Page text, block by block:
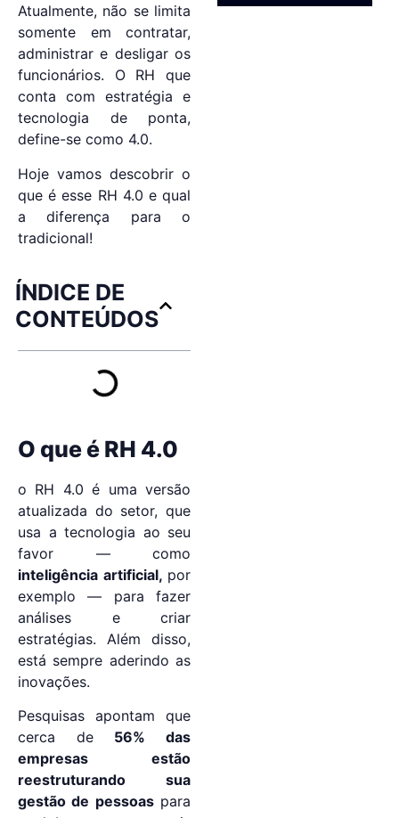
Atualmente, não se limita
somente em contratar,
administrar e desligar os
funcionários. O RH que
conta com estratégia e
tecnologia de ponta,
define-se como 4.0.
Hoje vamos descobrir o
que é esse RH 4.0 e qual
a diferença para o
tradicional!
ÍNDICE DE
CONTEÚDOS
O que é RH 4.0
o RH 4.0 é uma versão
atualizada do setor, que
usa a tecnologia ao seu
favor — como
inteligência artificial, por
exemplo — para fazer
análises e criar
estratégias. Além disso,
está sempre aderindo as
inovações.
Pesquisas apontam que
cerca de 56% das
empresas estão
reestruturando sua
gestão de pessoaspara